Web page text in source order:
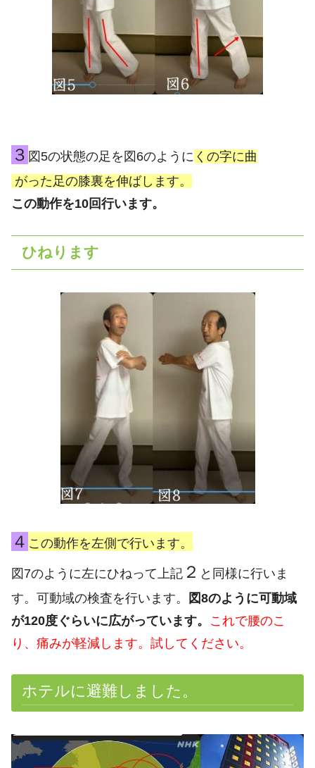
３ 図5の状態の足を図6のように くの字に曲
がった足の膝裏を伸ばします。
この動作を10回行います。
ひねります
４ この動作を左側で行います。
図7のように左にひねって上記 ２ と同様に行いま
す。可動域の検査を行います。
図8のように可動域
が120度ぐらいに広がっています。 これで腰のこ
り、痛みが軽減します。試してください。
ホテルに避難しました。